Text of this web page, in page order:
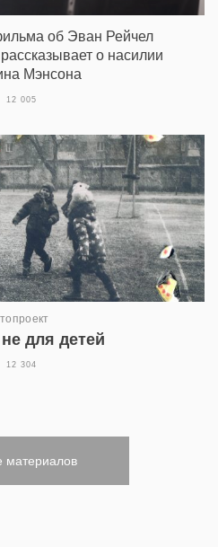
об Эван Рейчел
о насилии
Мэнсона
12 005
для детей
12 304
материалов